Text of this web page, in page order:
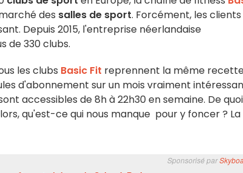
des salles de sport. Forcément, les
Depuis 2015, l'entreprise néerlandaise
de 330 clubs.
les clubs Basic Fit reprennent la même
d'abonnement sur un mois vraiment
accessibles de 8h à 22h30 en semaine. De quoi
qu'est-ce qui nous manque pour y foncer ? La